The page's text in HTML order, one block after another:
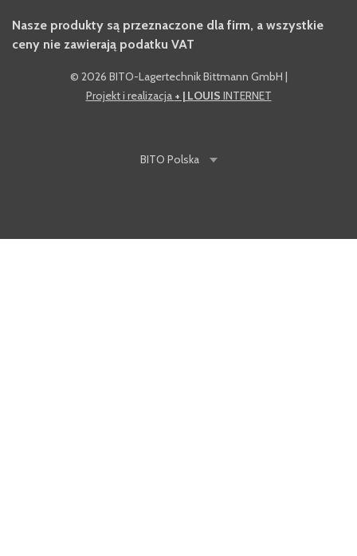
Nasze produkty są przeznaczone dla firm, a wszystkie
ceny nie zawierają podatku VAT
© 2026 BITO-Lagertechnik Bittmann GmbH |
Projekt i realizacja + | LOUIS INTERNET
BITO Polska